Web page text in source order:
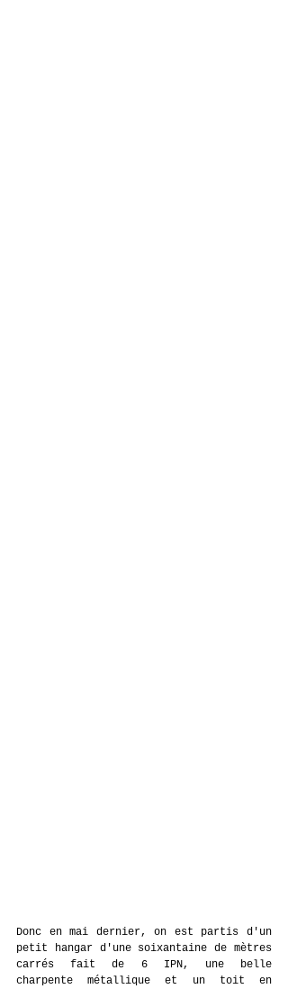
Donc en mai dernier, on est partis d'un
petit hangar d'une soixantaine de mètres
carrés fait de 6 IPN, une belle
charpente métallique et un toit en